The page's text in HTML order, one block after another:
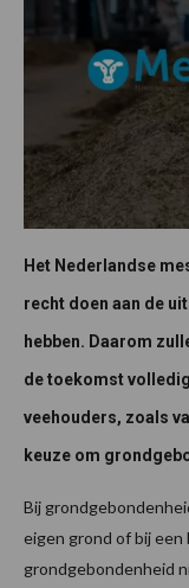
Het Nederlandse
recht doen aan de
hebben. Daarom
de toekomst
veehouders, zoals
keuze om
Bij
eigen grond of bij
grondgebondenheid